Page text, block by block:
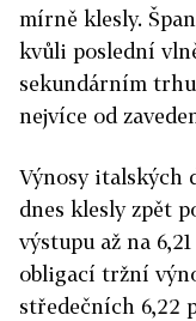
mírně klesly.
kvůli poslední
sekundárním
nejvíce od
Výnosy italských
dnes klesly zpět
výstupu až na
obligací tržní
středečních 6,22